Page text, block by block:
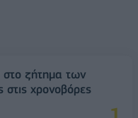
ζήτημα των
χρονοβόρες